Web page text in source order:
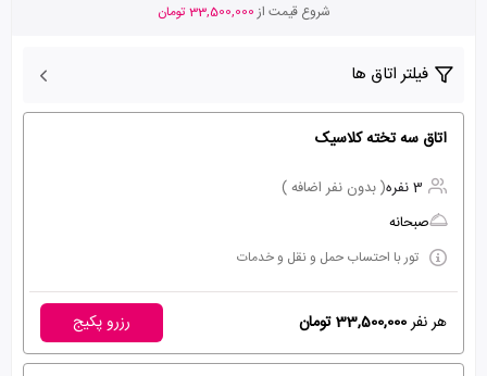
شروع قیمت از33,500,000 تومان
فیلتر اتاق ها
اتاق سه تخته کلاسیک
3 نفره
( بدون نفر اضافه )
صبحانه
تور با احتساب حمل و نقل و خدمات
هر نفر33,500,000 تومان رزرو پکیج